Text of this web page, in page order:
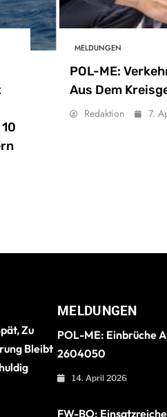
MELDUNGEN
POL-ME:
Aus Dem
Redaktion 7.
Zu
Bleibt
MELDUNGEN
POL-ME: Einbrüche
2604050
14. April 2026
FW-BO: